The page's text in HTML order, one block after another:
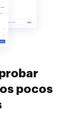
pocos